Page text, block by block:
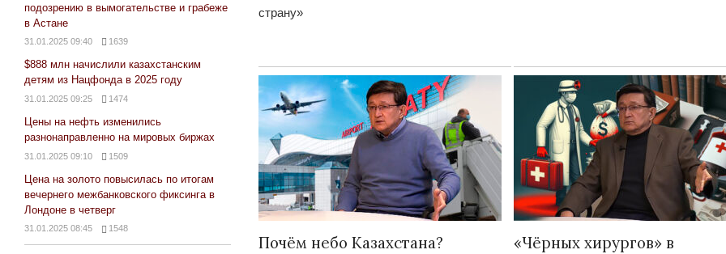
страну»
Почём небо Казахстана?
«Чёрных хирургов» в
подозрению в вымогательстве и грабеже
в Астане
31.01.2025 09:40 1639
$888 млн начислили казахстанским
детям из Нацфонда в 2025 году
31.01.2025 09:25 1474
Цены на нефть изменились
разнонаправленно на мировых биржах
31.01.2025 09:10 1509
Цена на золото повысилась по итогам
вечернего межбанковского фиксинга в
Лондоне в четверг
31.01.2025 08:45 1548